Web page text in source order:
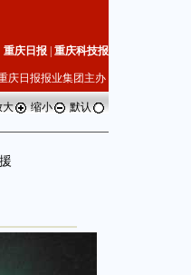
重庆日报 重庆科技报
庆日报报业集团主办
大 缩小 默认